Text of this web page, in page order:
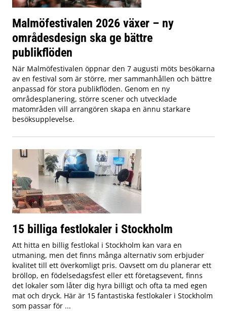
Malmöfestivalen 2026 växer – ny
områdesdesign ska ge bättre
publikflöden
När Malmöfestivalen öppnar den 7 augusti möts besökarna
av en festival som är större, mer sammanhållen och bättre
anpassad för stora publikflöden. Genom en ny
områdesplanering, större scener och utvecklade
matområden vill arrangören skapa en ännu starkare
besöksupplevelse.
15 billiga festlokaler i Stockholm
Att hitta en billig festlokal i Stockholm kan vara en
utmaning, men det finns många alternativ som erbjuder
kvalitet till ett överkomligt pris. Oavsett om du planerar ett
bröllop, en födelsedagsfest eller ett företagsevent, finns
det lokaler som låter dig hyra billigt och ofta ta med egen
mat och dryck. Här är 15 fantastiska festlokaler i Stockholm
som passar för ...